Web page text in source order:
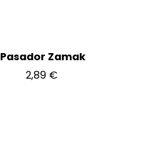
Pasador Zamak
2,89 €